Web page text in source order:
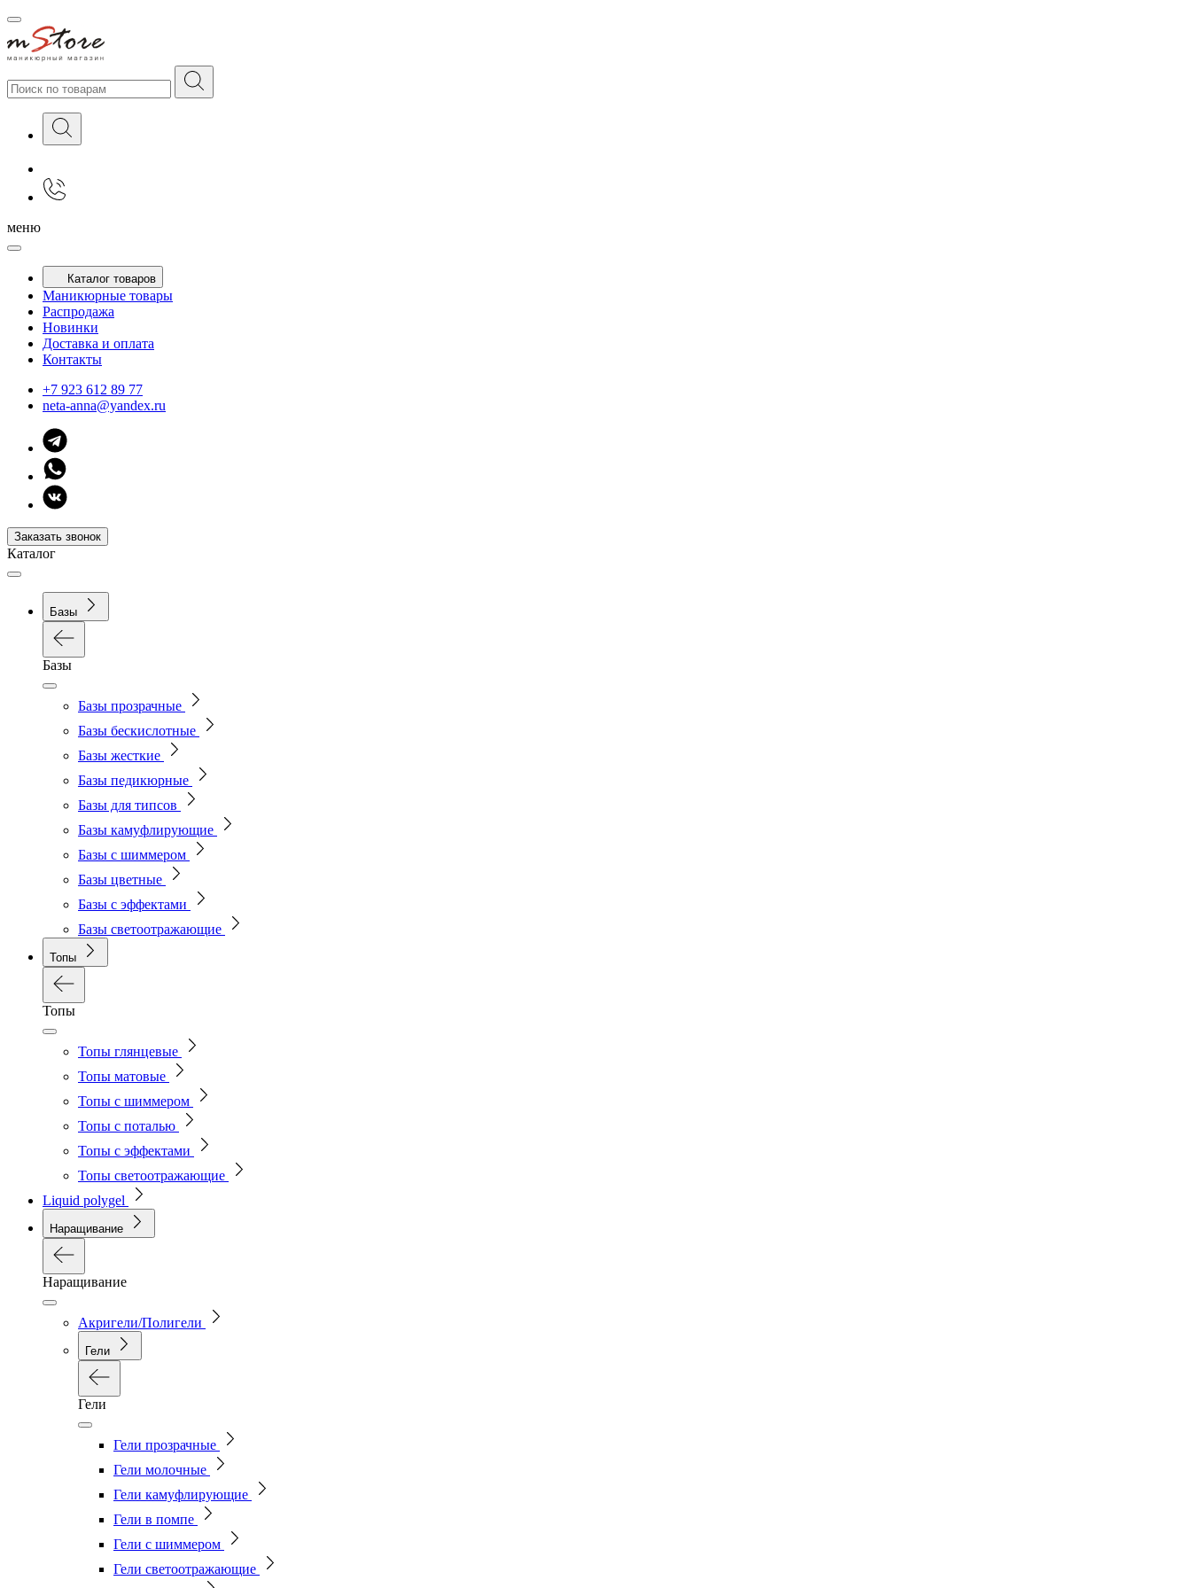
меню
Каталог товаров
Маникюрные товары
Распродажа
Новинки
Доставка и оплата
Контакты
+7 923 612 89 77
neta-anna@yandex.ru
Заказать звонок
Каталог
Базы
Базы
Базы прозрачные
Базы бескислотные
Базы жесткие
Базы педикюрные
Базы для типсов
Базы камуфлирующие
Базы с шиммером
Базы цветные
Базы с эффектами
Базы светоотражающие
Топы
Топы
Топы глянцевые
Топы матовые
Топы с шиммером
Топы с поталью
Топы с эффектами
Топы светоотражающие
Liquid polygel
Наращивание
Наращивание
Акригели/Полигели
Гели
Гели
Гели прозрачные
Гели молочные
Гели камуфлирующие
Гели в помпе
Гели с шиммером
Гели светоотражающие